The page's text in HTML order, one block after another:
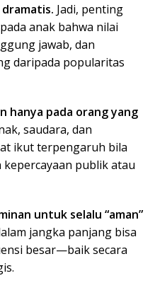
Jadi, penting
anak bahwa nilai
jawab, dan
daripada popularitas
hanya pada orang yang
saudara, dan
ikut terpengaruh bila
publik atau
untuk selalu “aman”
jangka panjang bisa
besar—baik secara